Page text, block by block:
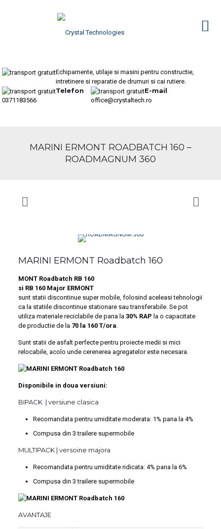
Echipamente, utilaje si masini pentru constructie,
intretinere si reparatie de drumuri si cai rutiere.
Telefon
0371183566
E-mail
office@crystaltech.ro
MARINI ERMONT ROADBATCH 160 –
ROADMAGNUM 360
MARINI ERMONT Roadbatch 160
MONT Roadbatch RB 160
si RB 160 Major ERMONT
sunt statii discontinue super mobile, folosind aceleasi tehnologii
ca la statiile discontinue stationare sau transferabile. Se pot
utiliza materiale reciclabile de pana la 30% RAP la o capacitate
de productie de la 70 la 160 T/ora
Sunt statii de asfalt perfecte pentru proiecte medii si mici
relocabile, acolo unde cerenerea agregatelor este necesara.
Disponibile in doua versiuni:
BIPACK | versiune clasica
Recomandata pentru umiditate moderata: 1% pana la 4%
Compusa din 3 trailere supermobile
MULTIPACK | versoine majora
Recomandata pentru umiditate ridicata: 4% pana la 6%
Compusa din 3 trailere supermobile
AVANTAJE